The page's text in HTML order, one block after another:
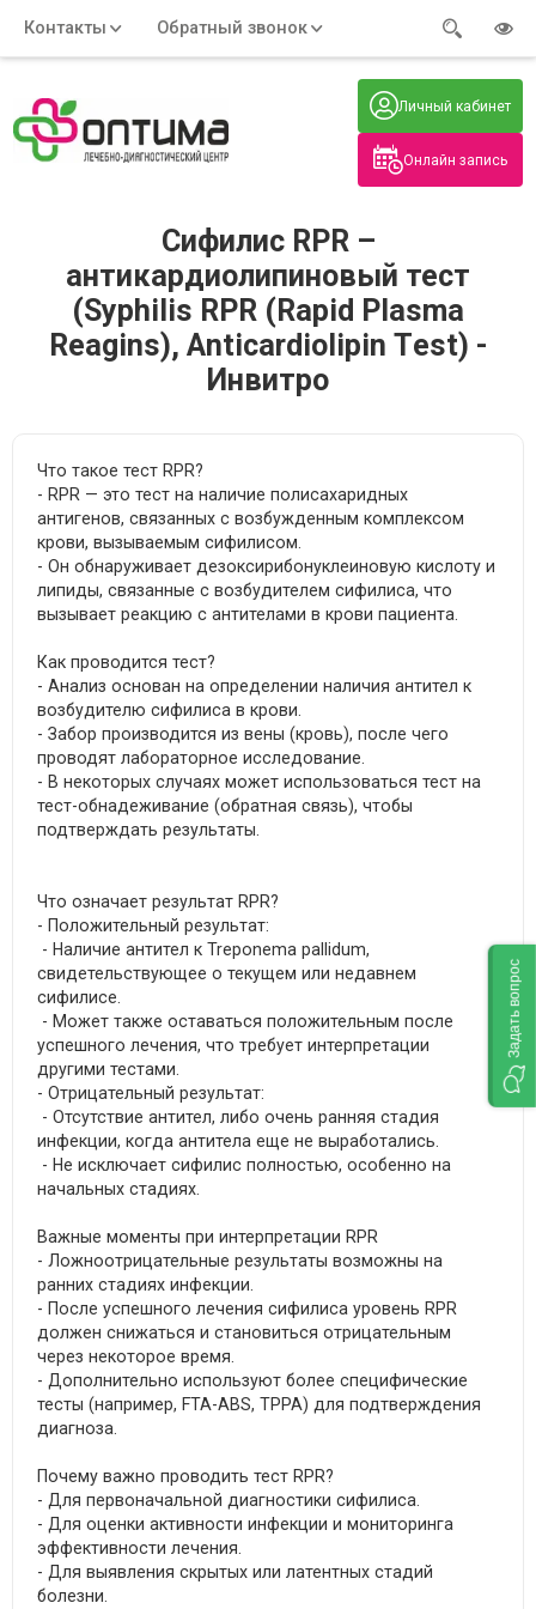
Онлайн запись
Личный кабинет
Контакты
Обратный звонок
Адрес:
Часы работы: Телефон:
+7 (914) 579-77-99
Нажмите на номер, чтобы
позвонить
Сифилис RPR –
антикардиолипиновый тест
(Syphilis RPR (Rapid Plasma
Reagins), Аnticardiolipin Тest) -
Инвитро
Что такое тест RPR?
- RPR — это тест на наличие полисахаридных
антигенов, связанных с возбужденным комплексом
крови, вызываемым сифилисом.
- Он обнаруживает дезоксирибонуклеиновую кислоту и
липиды, связанные с возбудителем сифилиса, что
вызывает реакцию с антителами в крови пациента.
Как проводится тест?
- Анализ основан на определении наличия антител к
возбудителю сифилиса в крови.
- Забор производится из вены (кровь), после чего
проводят лабораторное исследование.
- В некоторых случаях может использоваться тест на
тест-обнадеживание (обратная связь), чтобы
подтверждать результаты.
Что означает результат RPR?
- Положительный результат:
- Наличие антител к Treponema pallidum,
свидетельствующее о текущем или недавнем
сифилисе.
- Может также оставаться положительным после
успешного лечения, что требует интерпретации
другими тестами.
- Отрицательный результат:
- Отсутствие антител, либо очень ранняя стадия
инфекции, когда антитела еще не выработались.
- Не исключает сифилис полностью, особенно на
начальных стадиях.
Важные моменты при интерпретации RPR
- Ложноотрицательные результаты возможны на
ранних стадиях инфекции.
- После успешного лечения сифилиса уровень RPR
должен снижаться и становиться отрицательным
через некоторое время.
- Дополнительно используют более специфические
тесты (например, FTA-ABS, TPPA) для подтверждения
диагноза.
Почему важно проводить тест RPR?
- Для первоначальной диагностики сифилиса.
- Для оценки активности инфекции и мониторинга
эффективности лечения.
- Для выявления скрытых или латентных стадий
болезни.
Задать вопрос